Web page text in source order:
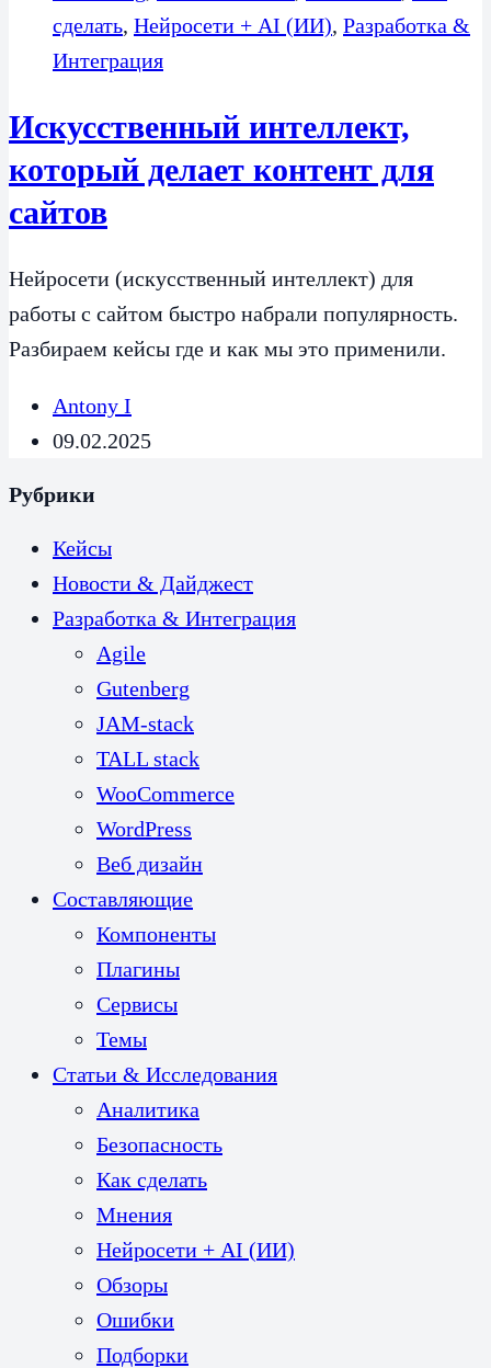
сделать, Нейросети + AI (ИИ), Разработка &
Интеграция
Искусственный интеллект,
который делает контент для
сайтов
Нейросети (искусственный интеллект) для
работы с сайтом быстро набрали популярность.
Разбираем кейсы где и как мы это применили.
Antony I
09.02.2025
Рубрики
Кейсы
Новости & Дайджест
Разработка & Интеграция
Agile
Gutenberg
JAM-stack
TALL stack
WooCommerce
WordPress
Веб дизайн
Составляющие
Компоненты
Плагины
Сервисы
Темы
Статьи & Исследования
Аналитика
Безопасность
Как сделать
Мнения
Нейросети + AI (ИИ)
Обзоры
Ошибки
Подборки